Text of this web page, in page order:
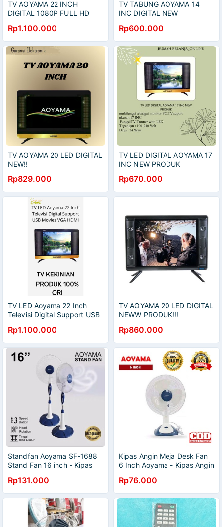
TV AOYAMA 22 INCH
DIGITAL 1080P FULL HD
Rp1.100.000
TV TABUNG AOYAMA 14
INC DIGITAL NEW
Rp600.000
TV AOYAMA 20 LED DIGITAL
NEW!!
Rp829.000
TV LED DIGITAL AOYAMA 17
INC NEW PRODUK
Rp670.000
TV LED Aoyama 22 Inch
Televisi Digital Support USB
Rp1.100.000
TV AOYAMA 20 LED DIGITAL
NEWW PRODUK!!!
Rp860.000
Standfan Aoyama SF-1688
Stand Fan 16 inch - Kipas
Aoyama - Duduk Lantai
Rp131.000
Kipas Angin Meja Desk Fan
6 Inch Aoyama - Kipas Angin
Aoyama 6inch
Rp76.000